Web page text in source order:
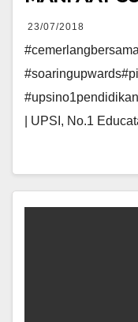
23/07/2018
| UPSI, No.1